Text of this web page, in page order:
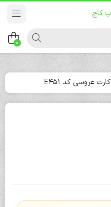
0
کارت عروسی کد E451